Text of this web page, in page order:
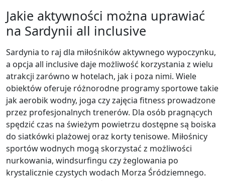
Jakie aktywności można uprawiać
na Sardynii all inclusive
Sardynia to raj dla miłośników aktywnego wypoczynku,
a opcja all inclusive daje możliwość korzystania z wielu
atrakcji zarówno w hotelach, jak i poza nimi. Wiele
obiektów oferuje różnorodne programy sportowe takie
jak aerobik wodny, joga czy zajęcia fitness prowadzone
przez profesjonalnych trenerów. Dla osób pragnących
spędzić czas na świeżym powietrzu dostępne są boiska
do siatkówki plażowej oraz korty tenisowe. Miłośnicy
sportów wodnych mogą skorzystać z możliwości
nurkowania, windsurfingu czy żeglowania po
krystalicznie czystych wodach Morza Śródziemnego.